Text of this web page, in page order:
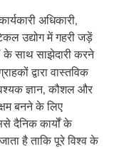
अधिकारी,
उद्योग में गहरी जड़ें
के साथ साझेदारी करने
द्वारा वास्तविक
ज्ञान, कौशल और
बनने के लिए
दैनिक कार्यों के
है ताकि पूरे विश्व के